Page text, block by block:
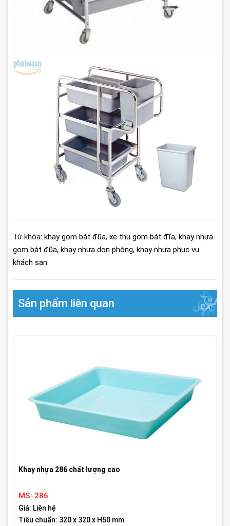
Từ khóa: khay gom bát đũa, xe thu gom bát đĩa, khay nhựa
gom bát đũa, khay nhựa dọn phòng, khay nhựa phục vụ
khách sạn
Sản phẩm liên quan
Khay nhựa 286 chất lượng cao
MS: 286
Giá: Liên hệ
Tiêu chuẩn: 320 x 320 x H50 mm